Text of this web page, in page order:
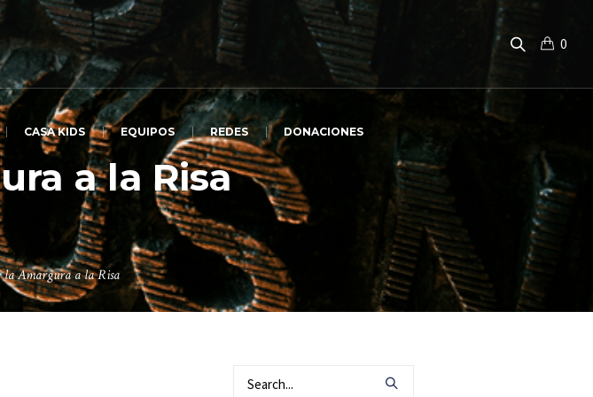
0
CASA KIDS EQUIPOS REDES DONACIONES
a la Risa
la Amargura a la Risa